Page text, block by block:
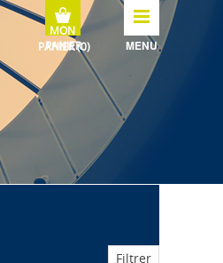
MENU